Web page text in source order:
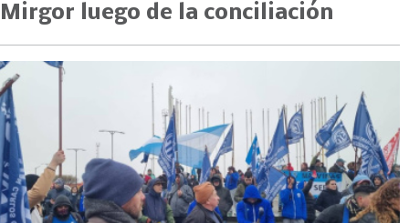
Mirgor luego de la conciliación